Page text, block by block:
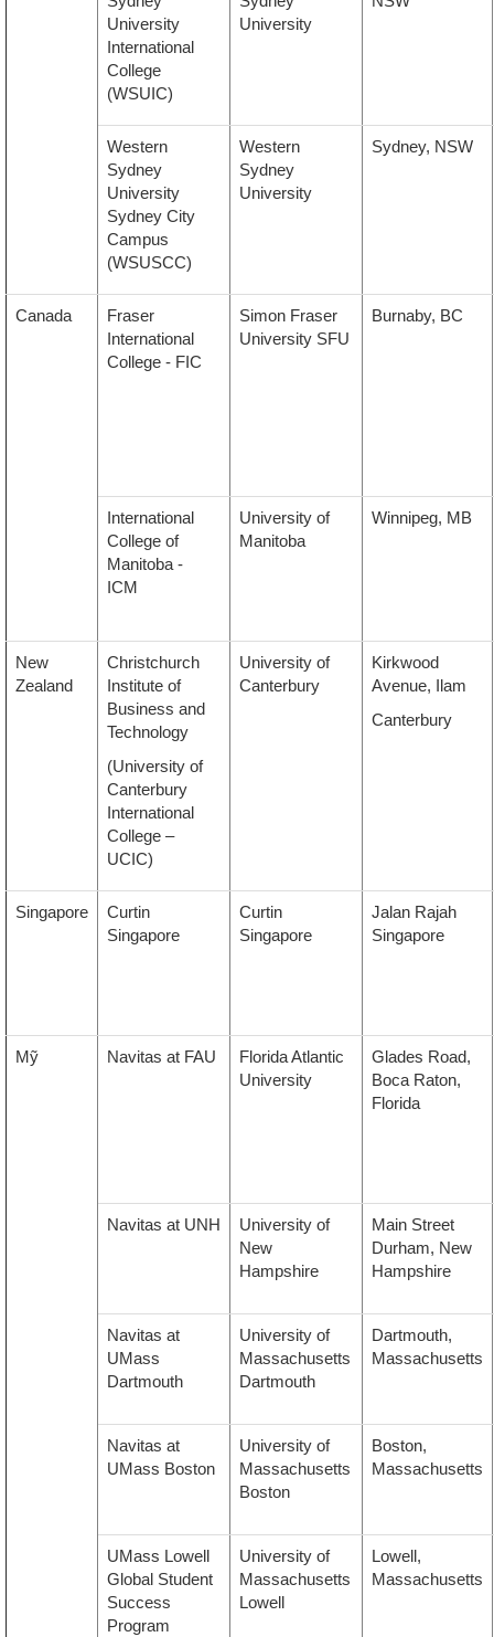
University
International
College
(WSUIC)
University
Western
Sydney
University
Sydney City
Campus
(WSUSCC)
Western
Sydney
University
Sydney, NSW
Canada
Fraser
International
College - FIC
Simon Fraser
University SFU
Burnaby, BC
International
College of
Manitoba -
ICM
University of
Manitoba
Winnipeg, MB
New
Zealand
Christchurch
Institute of
Business and
Technology
(University of
Canterbury
International
College –
UCIC)
University of
Canterbury
Kirkwood
Avenue, Ilam
Canterbury
Singapore
Curtin
Singapore
Curtin
Singapore
Jalan Rajah
Singapore
Mỹ Navitas at FAU
Florida Atlantic
University
Glades Road,
Boca Raton,
Florida
Navitas at UNH
University of
New
Hampshire
Main Street
Durham, New
Hampshire
Navitas at
UMass
Dartmouth
University of
Massachusetts
Dartmouth
Dartmouth,
Massachusetts
Navitas at
UMass Boston
University of
Massachusetts
Boston
Boston,
Massachusetts
UMass Lowell
Global Student
Success
Program
University of
Massachusetts
Lowell
Lowell,
Massachusetts